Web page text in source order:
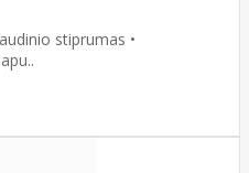
stiprumas •